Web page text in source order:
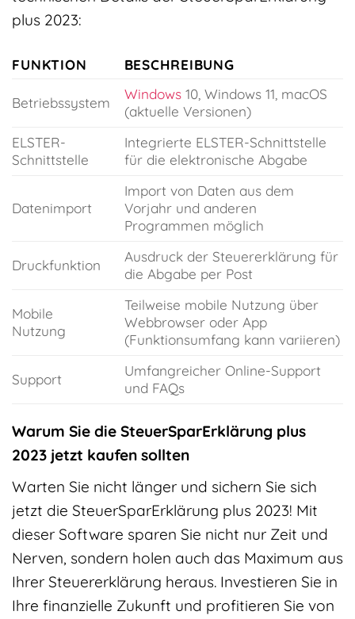
plus 2023:
FUNKTION BESCHREIBUNG
Betriebssystem
Windows10, Windows 11, macOS
(aktuelle Versionen)
ELSTER-
Schnittstelle
Integrierte ELSTER-Schnittstelle
für die elektronische Abgabe
Datenimport
Import von Daten aus dem
Vorjahr und anderen
Programmen möglich
Druckfunktion
Ausdruck der Steuererklärung für
die Abgabe per Post
Mobile
Nutzung
Teilweise mobile Nutzung über
Webbrowser oder App
(Funktionsumfang kann variieren)
Support
Umfangreicher Online-Support
und FAQs
Warum Sie die SteuerSparErklärung plus
2023 jetzt kaufen sollten
Warten Sie nicht länger und sichern Sie sich
jetzt die SteuerSparErklärung plus 2023! Mit
dieser Software sparen Sie nicht nur Zeit und
Nerven, sondern holen auch das Maximum aus
Ihrer Steuererklärung heraus. Investieren Sie in
Ihre finanzielle Zukunft und profitieren Sie von